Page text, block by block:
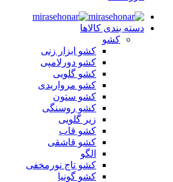
دسته بندی کالاها
کشو
کشو ابزار زنی
کشو دورلامپی
کشو گلویی
کشو مرواریدی
کشو ستون
کشو روسنگی
زیر گلویی
کشو قاب
کشو قاشقی
الگو
کشو تاج نورمخفی
کشو گونیا